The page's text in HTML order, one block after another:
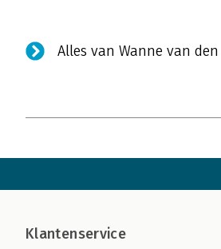
Alles van Wanne van
Klantenservice